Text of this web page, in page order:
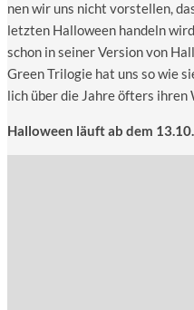
nen wir uns nicht vor­stel­len,
letz­ten Hal­lo­ween han­deln
schon in sei­ner Ver­si­on von
Green Tri­lo­gie hat uns so wie
lich über die Jah­re öfters ihren
Hal­lo­ween läuft ab dem